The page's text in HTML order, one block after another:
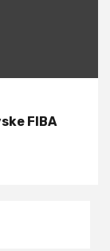
FIBA